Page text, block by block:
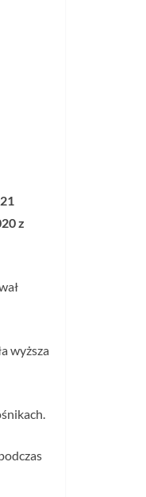
z
wyższa